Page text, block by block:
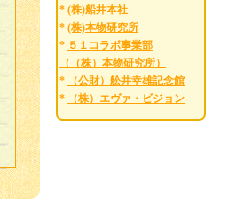
* (株)船井本社
* (株)本物研究所
* ５１コラボ事業部
（（株）本物研究所）
*
（公財）舩井幸雄記念館
*
（株）エヴァ・ビジョン